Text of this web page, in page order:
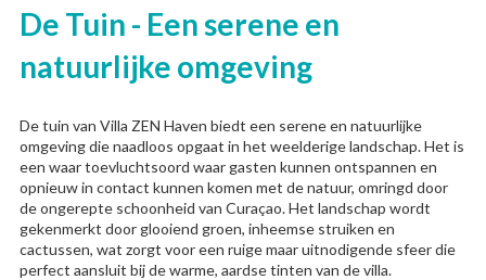
De Tuin - Een serene en
natuurlijke omgeving
De tuin van Villa ZEN Haven biedt een serene en natuurlijke
omgeving die naadloos opgaat in het weelderige landschap. Het is
een waar toevluchtsoord waar gasten kunnen ontspannen en
opnieuw in contact kunnen komen met de natuur, omringd door
de ongerepte schoonheid van Curaçao. Het landschap wordt
gekenmerkt door glooiend groen, inheemse struiken en
cactussen, wat zorgt voor een ruige maar uitnodigende sfeer die
perfect aansluit bij de warme, aardse tinten van de villa.